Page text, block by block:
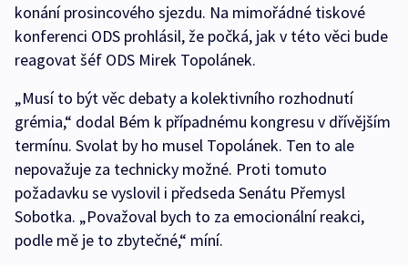
konání prosincového sjezdu. Na mimořádné tiskové
konferenci ODS prohlásil, že počká, jak v této věci bude
reagovat šéf ODS Mirek Topolánek.
„Musí to být věc debaty a kolektivního rozhodnutí
grémia,“ dodal Bém k případnému kongresu v dřívějším
termínu. Svolat by ho musel Topolánek. Ten to ale
nepovažuje za technicky možné. Proti tomuto
požadavku se vyslovil i předseda Senátu Přemysl
Sobotka. „Považoval bych to za emocionální reakci,
podle mě je to zbytečné,“ míní.